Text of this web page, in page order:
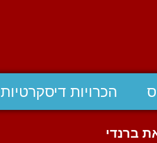
הכרויות דיסקרטיות
ברנדי